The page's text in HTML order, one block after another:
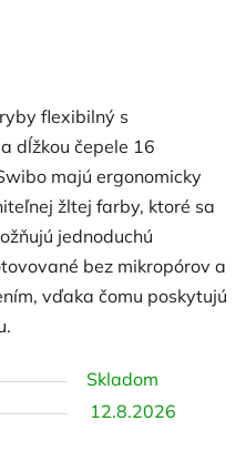
flexibilný s
dĺžkou čepele 16
majú ergonomicky
žltej farby, ktoré sa
jednoduchú
bez mikropórov a
vďaka čomu poskytujú
Skladom
12.8.2026